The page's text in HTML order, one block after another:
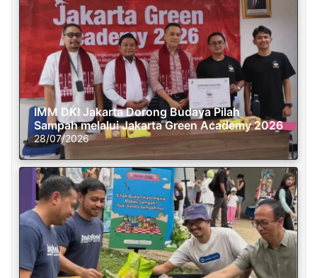
IMM DKI Jakarta Dorong Budaya Pilah
Sampah melalui Jakarta Green Academy 2026
28/07/2026